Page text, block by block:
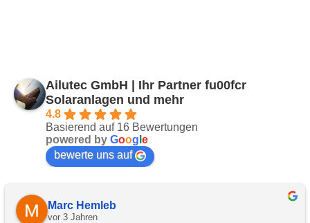
Ailutec GmbH | Ihr Partner fu00fcr
Solaranlagen und mehr
4.8
Basierend auf 16 Bewertungen
powered by Goog e
bewerte uns auf
Marc Hemleb
vor 3 Jahren